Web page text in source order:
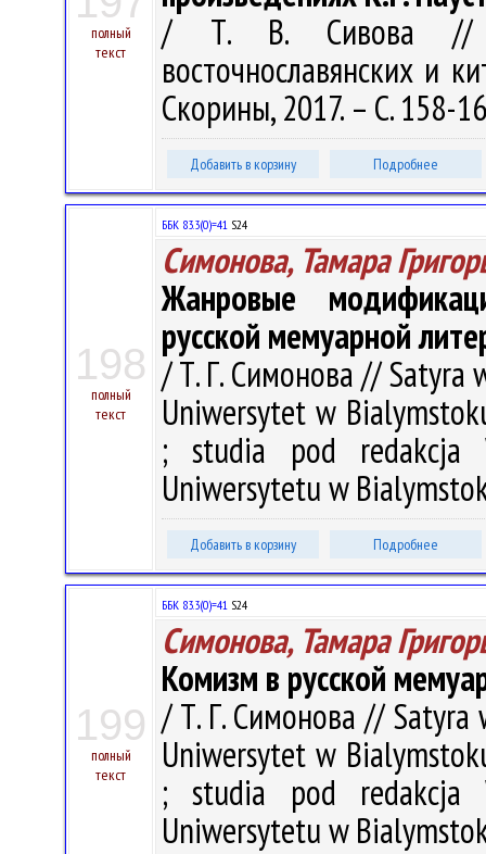
полный
текст
/ Т. В. Сивова //
восточнославянских и
Скорины, 2017. – С. 158-
Добавить в корзину Подробнее
198
полный
текст
ББК 83.3(0)=41 S24
Симонова, Тамара
Жанровые
русской мемуарной
/ Т. Г. Симонова // Satyra
Uniwersytet w
; studia pod redakcja
Uniwersytetu w
Добавить в корзину Подробнее
199
полный
текст
ББК 83.3(0)=41 S24
Симонова, Тамара
Комизм в русской
/ Т. Г. Симонова //
Uniwersytet w
; studia pod redakcja
Uniwersytetu w